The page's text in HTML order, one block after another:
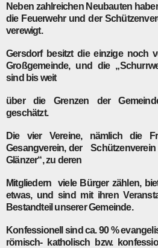
Neben zahlreichen Neubauten
die Feuerwehr und der
verewigt.
Gersdorf besitzt die einzige noch
Großgemeinde, und die
sind bis weit
über die Grenzen der
geschätzt.
Die vier Vereine, nämlich die
Gesangverein, der Schützenverein
Glänzer“, zu deren
Mitgliedern viele Bürger zählen,
etwas, und sind mit ihren
Bestandteil unserer Gemeinde.
Konfessionell sind ca. 90 %
römisch- katholisch bzw.